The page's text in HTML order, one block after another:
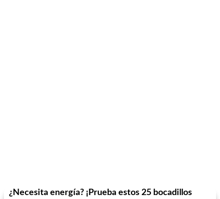
¿Necesita energía? ¡Prueba estos 25 bocadillos